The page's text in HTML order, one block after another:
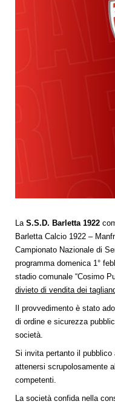
La S.S.D. Barletta 1922
Barletta Calcio 1922 –
Campionato Nazionale di
programma domenica 1°
stadio comunale “Cosimo
divieto di vendita dei
Il provvedimento è stato
di ordine e sicurezza
società.
Si invita pertanto il
attenersi scrupolosamente
competenti.
La società confida nella